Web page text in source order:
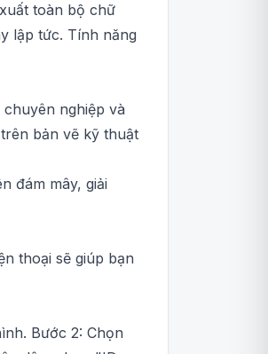
toàn bộ chữ
lập tức. Tính năng
nghiệp và
bản vẽ kỹ thuật
đám mây, giải
thoại sẽ giúp bạn
Bước 2: Chọn